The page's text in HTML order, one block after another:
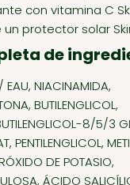
con vitamina C
protector solar
de
NIACINAMIDA,
BUTILENGLICOL,
8/5/3
PENTILENGLICOL,
DE POTASIO,
ÁCIDO